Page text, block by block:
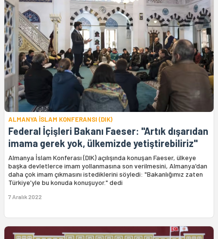
ALMANYA İSLAM KONFERANSI (DIK)
Federal İçişleri Bakanı Faeser: "Artık dışarıdan
imama gerek yok, ülkemizde yetiştirebiliriz"
Almanya İslam Konferası (DIK) açılışında konuşan Faeser, ülkeye
başka devletlerce imam yollanmasına son verilmesini, Almanya'dan
daha çok imam çıkmasını istediklerini söyledi: "Bakanlığımız zaten
Türkiye'yle bu konuda konuşuyor." dedi
7 Aralık 2022